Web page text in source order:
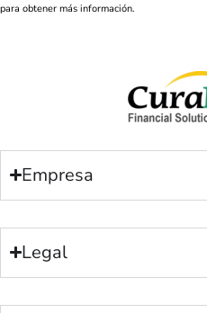
para obtener más información.
Empresa
Legal